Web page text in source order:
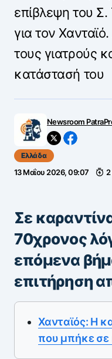
επίβλεψη του
για τον
τους γιατρούς
κατάστασή του
Newsroom
Ελλάδα
13 Μαΐου 2026, 09:07
Σε
70χρονος
επόμενα
επιτήρηση
Χανταϊός: Η
που μπήκε σε